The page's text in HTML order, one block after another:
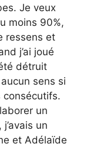
Je veux
moins 90%,
ressens et
j’ai joué
détruit
sens si
consécutifs.
un
un
et Adélaïde